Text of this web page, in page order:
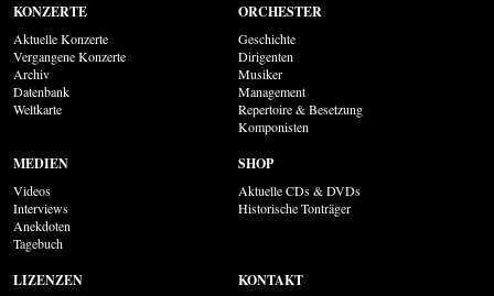
KONZERTE
Aktuelle Konzerte
Vergangene Konzerte
Archiv
Datenbank
Weltkarte
ORCHESTER
Geschichte
Dirigenten
Musiker
Management
Repertoire & Besetzung
Komponisten
MEDIEN
Videos
Interviews
Anekdoten
Tagebuch
SHOP
Aktuelle CDs & DVDs
Historische Tonträger
LIZENZEN KONTAKT